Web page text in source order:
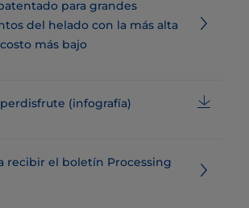
para grandes
del helado con la más alta
más bajo
(infografía)
recibir el boletín Processing